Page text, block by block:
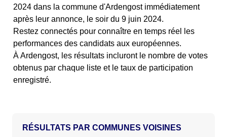
2024 dans la commune d'Ardengost immédiatement
après leur annonce, le soir du 9 juin 2024.
Restez connectés pour connaître en temps réel les
performances des candidats aux européennes.
À Ardengost, les résultats incluront le nombre de votes
obtenus par chaque liste et le taux de participation
enregistré.
COMMUNES VOISINES